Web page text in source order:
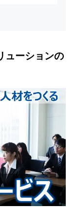
ューションの